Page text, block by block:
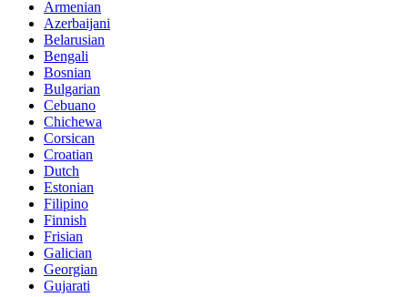
Armenian
Azerbaijani
Belarusian
Bengali
Bosnian
Bulgarian
Cebuano
Chichewa
Corsican
Croatian
Dutch
Estonian
Filipino
Finnish
Frisian
Galician
Georgian
Gujarati